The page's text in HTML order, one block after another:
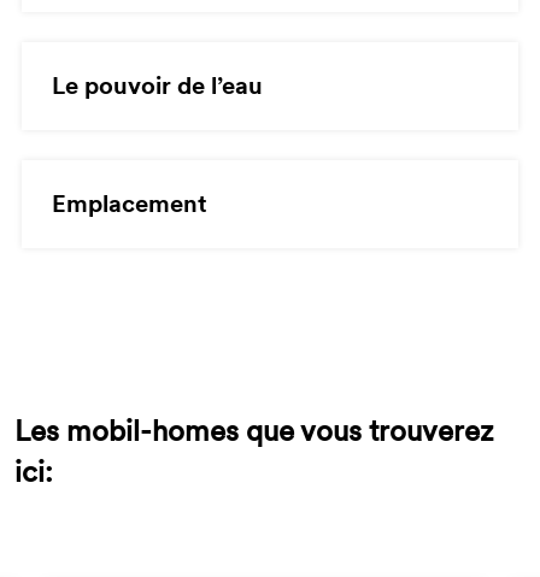
Le pouvoir de l’eau
Emplacement
Les mobil-homes que vous trouverez
ici: